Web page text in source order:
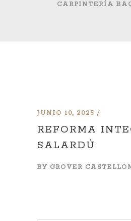
CARPINTERÍA
JUNIO 10, 2025
REFORMA
SALARDÚ
BY GROVER